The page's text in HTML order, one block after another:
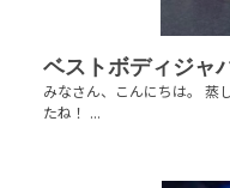
ベストボディジャ
みなさん、こんにちは。 蒸
たね！ ...